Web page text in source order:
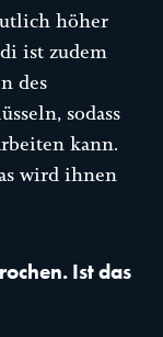
höher
ist zudem
des
sodass
kann.
wird ihnen
Ist das